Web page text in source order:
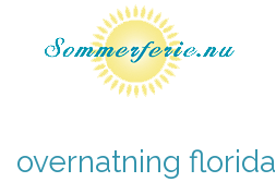
overnatning florida